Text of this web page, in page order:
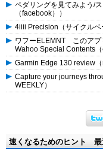
ペダリングを見てみよう/
（facebook））
4iiii Precision（サイクルベ
ワフーELEMNT このアプ
Wahoo Special Contents（
Garmin Edge 130 review（
Capture your journeys
WEEKLY）
速くなるためのヒント 最